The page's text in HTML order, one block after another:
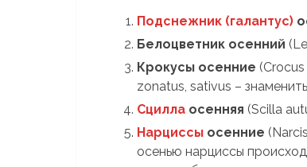
Подснежник (галантус)
Белоцветник осенний
Крокусы осенние
zonatus, sativus –
Сцилла осенняя (Scilla
Нарциссы осенние
осенью нарциссы